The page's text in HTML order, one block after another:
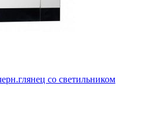
со светильником